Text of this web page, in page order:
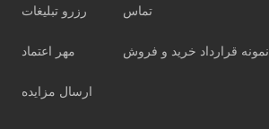
رزرو تبلیغات
مهر اعتماد
ارسال مزایده
تماس
نمونه قرارداد خرید و فروش